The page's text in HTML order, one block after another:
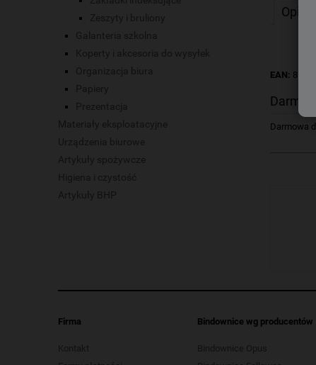
Zeszyty i bruliony
Galanteria szkolna
Koperty i akcesoria do wysyłek
Organizacja biura
Papiery
Prezentacja
Materiały eksploatacyjne
Urządzenia biurowe
Artykuły spożywcze
Higiena i czystość
Artykuły BHP
Opis
EAN:
Darmowa
Firma
Kontakt
Bindownice wg producentów
Bindownice Opus